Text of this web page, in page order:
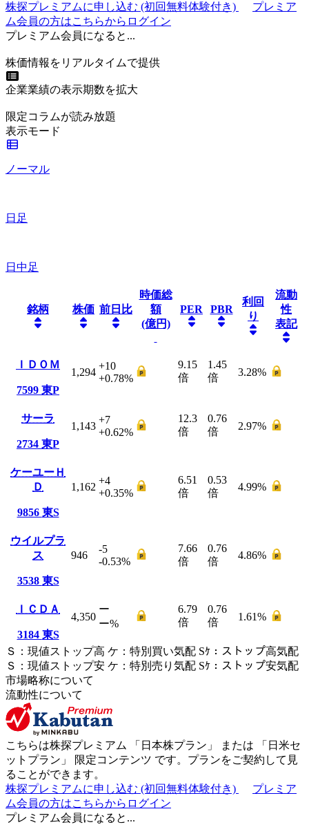
株探プレミアムに申し込む (初回無料体験付き)
プレミア
ム会員の方はこちらからログイン
プレミアム会員になると...
株価情報をリアルタイムで提供
企業業績の表示期数を拡大
限定コラムが読み放題
表示モード
ノーマル
日足
日中足
銘柄 株価 前日比
時価総
額
(億円)
PER PBR
利回
り
流動
性
表記
ＩＤＯＭ
7599 東P
1,294
+10
+0.78%
9.15
倍
1.45
倍
3.28%
サーラ
2734 東P
1,143
+7
+0.62%
12.3
倍
0.76
倍
2.97%
ケーユーＨ
Ｄ
9856 東S
1,162
+4
+0.35%
6.51
倍
0.53
倍
4.99%
ウイルプラ
ス
3538 東S
946
-5
-0.53%
7.66
倍
0.76
倍
4.86%
ＩＣＤＡ
3184 東S
4,350
ー
ー%
6.79
倍
0.76
倍
1.61%
Ｓ ： 現値ストップ高 ケ ： 特別買い気配 Sｹ ： ストップ高気配
Ｓ ： 現値ストップ安 ケ ： 特別売 り 気配 Sｹ ： ストップ安気配
市場略称について
流動性について
こちらは株探プレミアム 「 日本株プラン 」 または 「 日米セ
ットプラン 」 限定コンテンツ です。プランをご契約して見
ることができます。
株探プレミアムに申し込む (初回無料体験付き)
プレミア
ム会員の方はこちらからログイン
プレミアム会員になると...